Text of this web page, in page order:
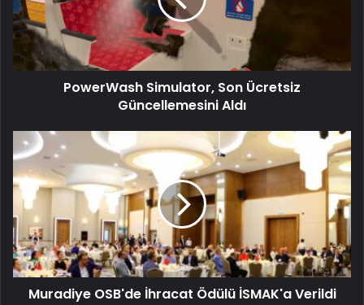
PowerWash Simulator, Son Ücretsiz
Güncellemesini Aldı
Muradiye OSB'de İhracat Ödülü İSMAK'a Verildi